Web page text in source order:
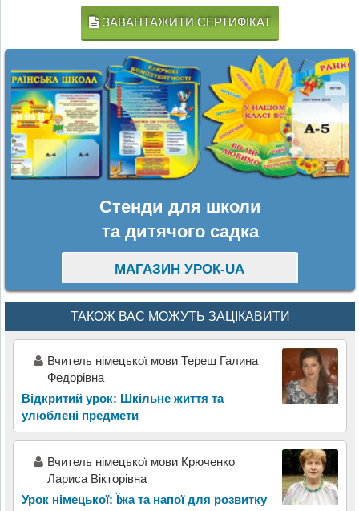
ЗАВАНТАЖИТИ СЕРТИФІКАТ
Стенди для школи
та дитячого садка
МАГАЗИН УРОК-UA
ТАКОЖ ВАС МОЖУТЬ ЗАЦІКАВИТИ
Вчитель німецької мови Тереш Галина
Федорівна
Відкритий урок: Шкільне життя та
улюблені предмети
Вчитель німецької мови Крюченко
Лариса Вікторівна
Урок німецької: Їжа та напої для розвитку